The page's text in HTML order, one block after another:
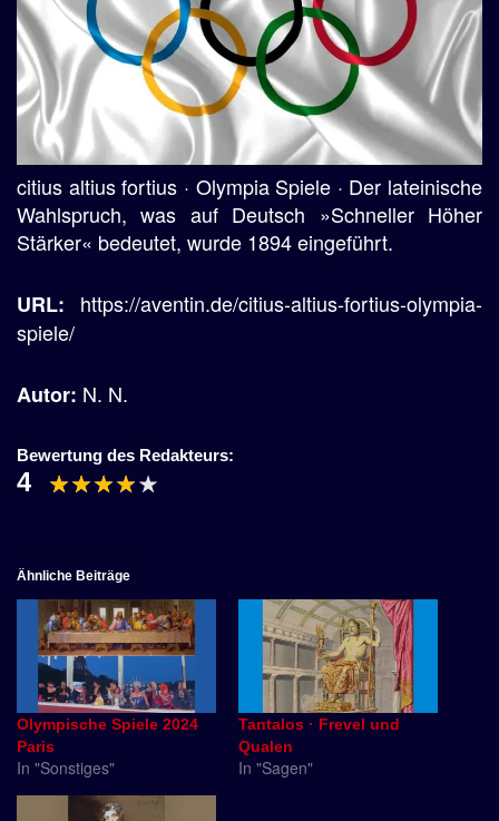
citius altius fortius · Olympia Spiele · Der lateinische
Wahlspruch, was auf Deutsch »Schneller Höher
Stärker« bedeutet, wurde 1894 eingeführt.
URL: https://aventin.de/citius-altius-fortius-olympia-
spiele/
Autor: N. N.
Bewertung des Redakteurs:
4
Ähnliche Beiträge
Olympische Spiele 2024
Paris
In "Sonstiges"
Tantalos · Frevel und
Qualen
In "Sagen"